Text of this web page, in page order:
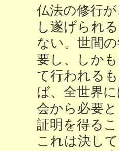
仏法の修行
し遂げられ
ない。世間
要し、しか
て行われる
ば、全世界
会から必要
証明を得る
これは決し